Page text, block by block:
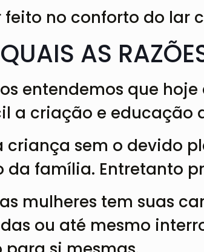
feito no conforto do lar
AS
entendemos que
a criação e educação
criança sem o devido
da família. Entretanto
mulheres tem suas
ou até mesmo